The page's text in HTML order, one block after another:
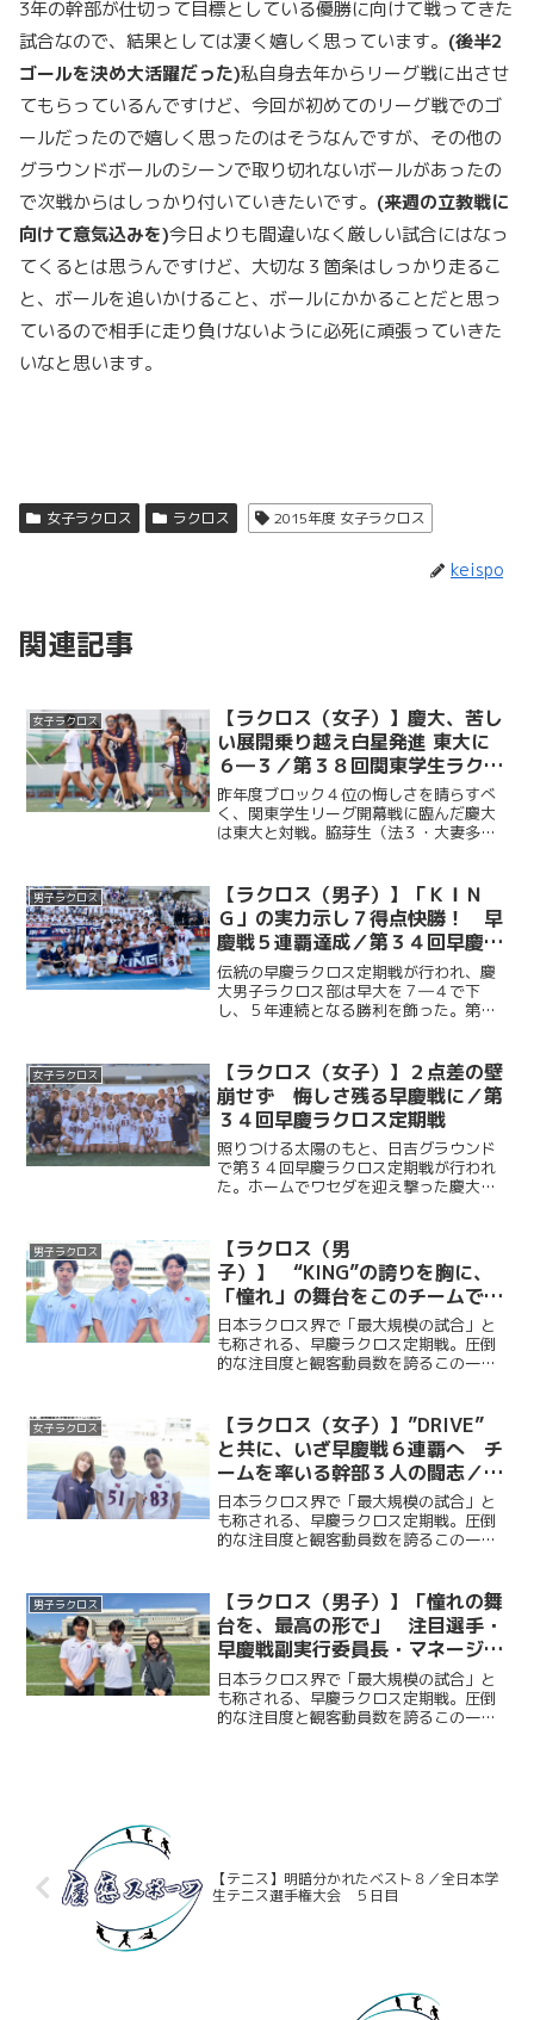
3年の幹部が仕切って目標としている優勝に向けて戦ってきた
試合なので、結果としては凄く嬉しく思っています。 (後半2
ゴールを決め大活躍だった)私自身去年からリーグ戦に出させ
てもらっているんですけど、今回が初めてのリーグ戦でのゴ
ールだったので嬉しく思ったのはそうなんですが、その他の
グラウンドボールのシーンで取り切れないボールがあったの
で次戦からはしっかり付いていきたいです。 (来週の立教戦に
向けて意気込みを)今日よりも間違いなく厳しい試合にはなっ
てくるとは思うんですけど、大切な３箇条はしっかり走るこ
と、ボールを追いかけること、ボールにかかることだと思っ
ているので相手に走り負けないように必死に頑張っていきた
いなと思います。
女子ラクロス ラクロス 2015年度 女子ラクロス
keispo
関連記事
女子ラクロス
【ラクロス（女子）】慶大、苦し
い展開乗り越え白星発進 東大に
６―３／第３８回関東学生ラクロ
スリーグ第１戦vs東大
昨年度ブロック４位の悔しさを晴らすべ
く、関東学生リーグ開幕戦に臨んだ慶大
は東大と対戦。脇芽生（法３・大妻多
女子）も続き、前半を３―１で折り返
す。後半には一時３―３の同点...
男子ラクロス
【ラクロス（男子）】「ＫＩＮ
Ｇ」の実力示し７得点快勝！ 早
慶戦５連覇達成／第３４回早慶ラ
クロス定期戦
伝統の早慶ラクロス定期戦が行われ、慶
大男子ラクロス部は早大を７―４で下
し、５年連続となる勝利を飾った。第１Q
のゴールでリードを奪うと、MF・福田崇
斗（商３・本郷）や主...
女子ラクロス
【ラクロス（女子）】２点差の壁
崩せず 悔しさ残る早慶戦に／第
３４回早慶ラクロス定期戦
照りつける太陽のもと、日吉グラウンド
で第３４回早慶ラクロス定期戦が行われ
た。ホームでワセダを迎え撃った慶大
原紫乃（法２・慶應女子）の得点で粘り
強く追いつき、第３Q終了時...
男子ラクロス
【ラクロス（男
子）】 “KING”の誇りを胸に、
「憧れ」の舞台をこのチームで
／早慶戦直前特集④ 峰岸諒×福
田天真×山崎将英 （主将・副将
対談）
日本ラクロス界で「最大規模の試合」と
も称される、早慶ラクロス定期戦。圧倒
的な注目度と観客動員数を誇るこの一戦
ぶ。“KING”をスローガンに掲げ、早慶戦
５連覇を目指して戦う...
女子ラクロス
【ラクロス（女子）】”DRIVE”
と共に、いざ早慶戦６連覇へ チ
ームを率いる幹部３人の闘志／早
慶戦直前特集③ 矢嶋千穂×松岡
楓恋×西遥香 （主将・副将・主
務対談）
日本ラクロス界で「最大規模の試合」と
も称される、早慶ラクロス定期戦。圧倒
的な注目度と観客動員数を誇るこの一戦
ぶ。“DRIVE”をスローガンに掲げ、早慶戦
６連覇を目指して戦...
男子ラクロス
【ラクロス（男子）】「憧れの舞
台を、最高の形で」 注目選手・
早慶戦副実行委員長・マネージャ
ーリーダーが語る早慶戦への情熱
／早慶戦直前特集② 鈴木孝人×
力石達也×高橋佑佳 （注目選
日本ラクロス界で「最大規模の試合」と
も称される、早慶ラクロス定期戦。圧倒
的な注目度と観客動員数を誇るこの一戦
【テニス】明暗分かれたベスト８／全日本学
生テニス選手権大会 ５日目